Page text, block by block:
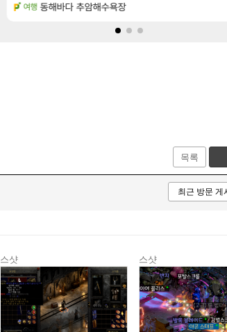
LoL 페이즈 영애짤 찾았다 [1]
여행 동해바다 추암해수욕장
목록
스샷 스샷